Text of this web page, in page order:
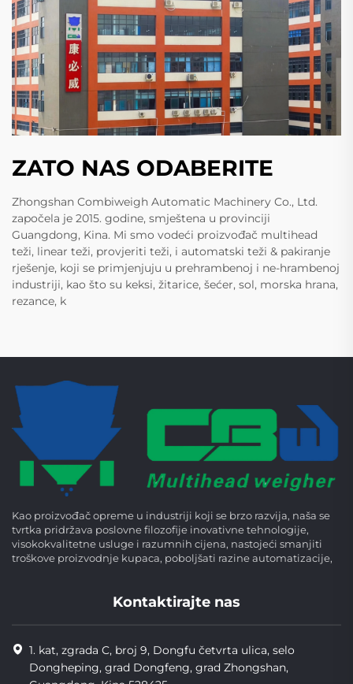
ZATO NAS ODABERITE
Zhongshan Combiweigh Automatic Machinery Co., Ltd.
započela je 2015. godine, smještena u provinciji
Guangdong, Kina. Mi smo vodeći proizvođač multihead
teži, linear teži, provjeriti teži, i automatski teži & pakiranje
rješenje, koji se primjenjuju u prehrambenoj i ne-hrambenoj
industriji, kao što su keksi, žitarice, šećer, sol, morska hrana,
rezance, k
Kao proizvođač opreme u industriji koji se brzo razvija, naša se
tvrtka pridržava poslovne filozofije inovativne tehnologije,
visokokvalitetne usluge i razumnih cijena, nastojeći smanjiti
troškove proizvodnje kupaca, poboljšati razine automatizacije,
Kontaktirajte nas
1. kat, zgrada C, broj 9, Dongfu četvrta ulica, selo
Dongheping, grad Dongfeng, grad Zhongshan,